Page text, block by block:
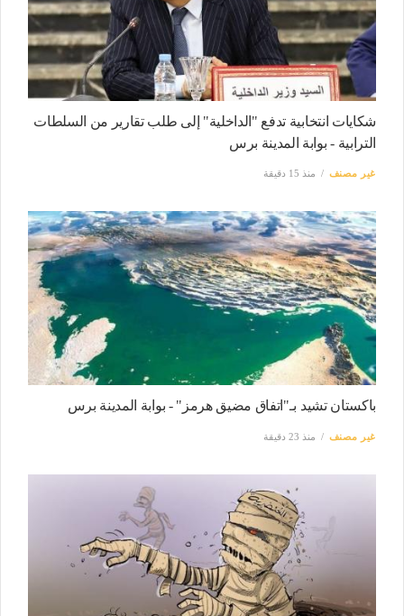
شكايات انتخابية تدفع "الداخلية" إلى طلب تقارير من السلطات
الترابية - بوابة المدينة برس
غير مصنف منذ 15 دقيقة
باكستان تشيد بـ"اتفاق مضيق هرمز" - بوابة المدينة برس
غير مصنف منذ 23 دقيقة